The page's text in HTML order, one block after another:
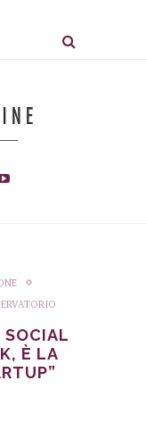
SOCIAL
È LA